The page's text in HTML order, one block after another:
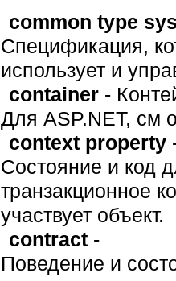
common type
Спецификация,
использует и
container -
Для ASP.NET, см
context property
Состояние и код
транзакционное
участвует объект.
contract -
Поведение и